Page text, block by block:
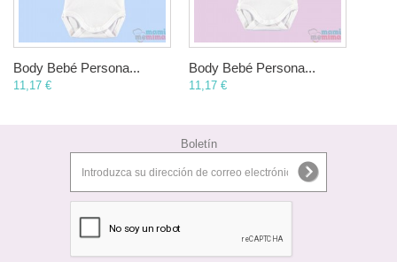
Body Bebé Persona...
11,17 €
Body Bebé Persona...
11,17 €
Boletín